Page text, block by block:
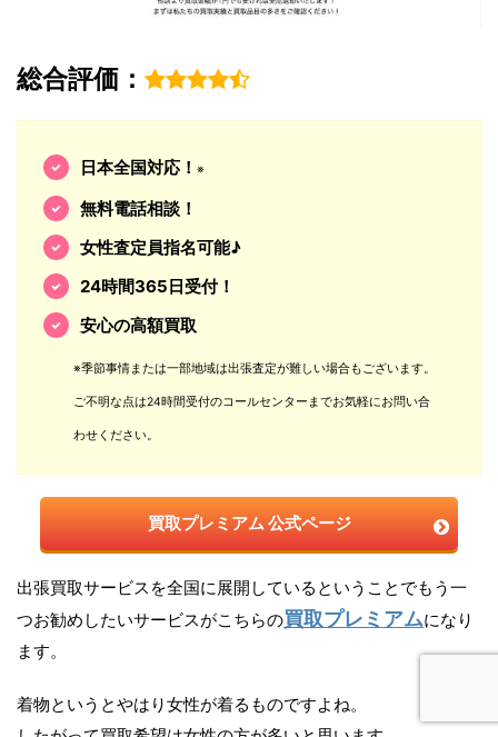
総合評価：
日本全国対応！ ※
無料電話相談！
女性査定員指名可能♪
24時間365日受付！
安心の高額買取
※季節事情または一部地域は出張査定が難しい場合もございます。
ご不明な点は24時間受付のコールセンターまでお気軽にお問い合
わせください。
買取プレミアム 公式ページ
出張買取サービスを全国に展開しているということでもう一
つお勧めしたいサービスがこちらの買取プレミアムになり
ます。
着物というとやはり女性が着るものですよね。